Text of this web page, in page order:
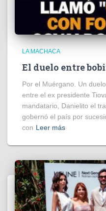
LA MACHACA
El duelo entre
Por el Muérgano. Un
entre el ex presidente
mandatario, Danielito el
gobernó el país por
con Leer más